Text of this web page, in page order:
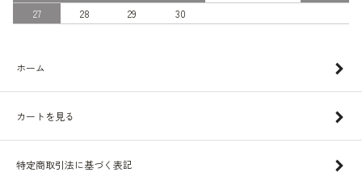
27
28 29 30
ホーム
カートを見る
特定商取引法に基づく表記